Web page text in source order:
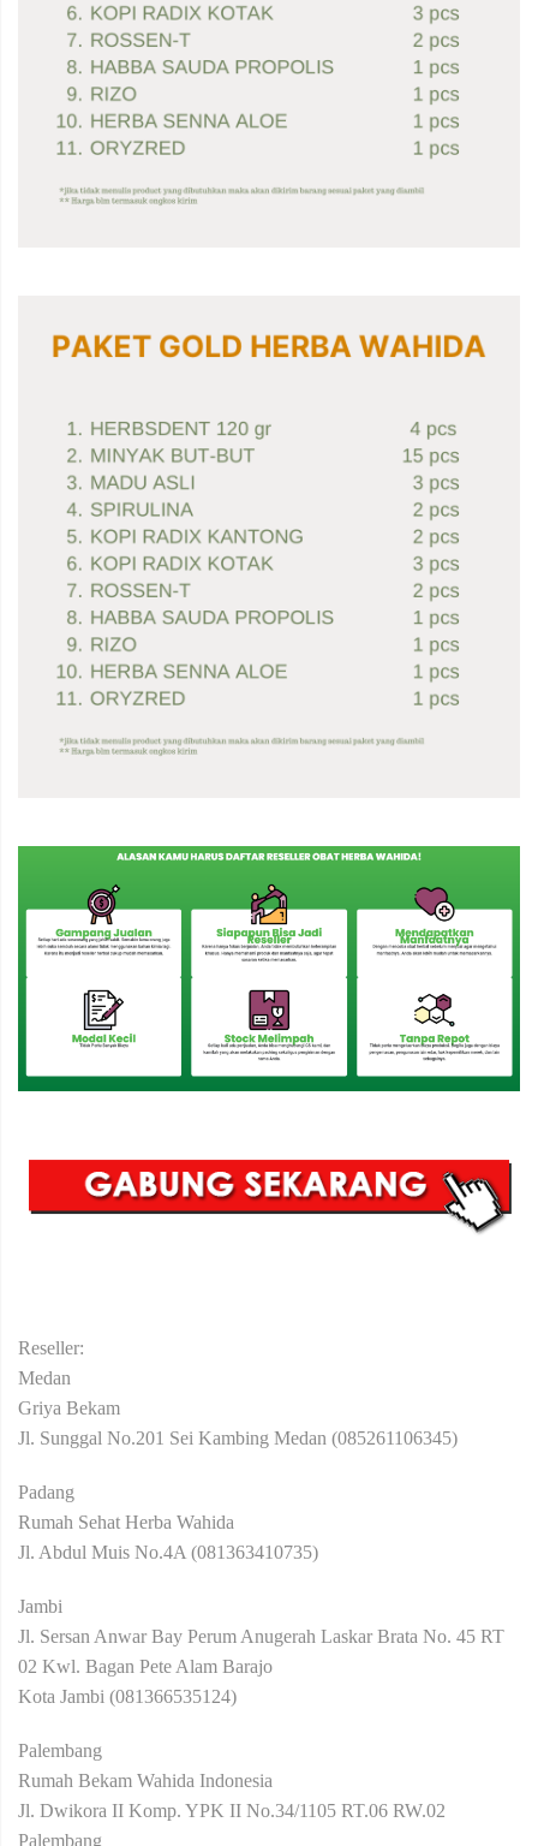
Reseller:
Medan
Griya Bekam
Jl. Sunggal No.201 Sei Kambing Medan (085261106345)
Padang
Rumah Sehat Herba Wahida
Jl. Abdul Muis No.4A (081363410735)
Jambi
Jl. Sersan Anwar Bay Perum Anugerah Laskar Brata No. 45 RT
02 Kwl. Bagan Pete Alam Barajo
Kota Jambi (081366535124)
Palembang
Rumah Bekam Wahida Indonesia
Jl. Dwikora II Komp. YPK II No.34/1105 RT.06 RW.02
Palembang